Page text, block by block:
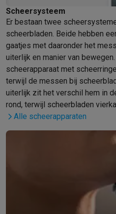
BarbecuesElektrische barbecues
Koude drankenJuicers
KookgereiPannenKookpotten
DessertsWafelijzers
Smart gardenBinnentuinKruiden
Huishouden & airco
StofzuigenStofzuigers
Robots Robotstofzuigers
SchoonmakenVloerreinigers
StrijkenStoomgenerators
NaaienNaaimachines
Wasmachines
Automatische
Scheersysteem
Er bestaan twee
scheerbladen. Beide hebben
gaatjes met daaronder het
uiterlijk en manier van
scheerapparaat met
terwijl de messen bij
uiterlijk zit het verschil hem in
rond, terwijl scheerbladen
Alle scheerapparaten